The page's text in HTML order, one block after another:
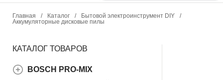
Главная / Каталог / Бытовой электроинструмент DIY
/
Аккумуляторные дисковые пилы
КАТАЛОГ ТОВАРОВ
BOSCH PRO-MIX